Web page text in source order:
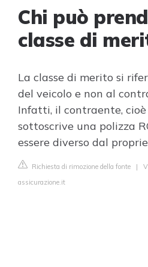
Chi può
classe di
La classe di merito si
del veicolo e non al
Infatti, il contraente, cioè
sottoscrive una polizza
essere diverso dal
Richiesta di rimozione della fonte |
assicurazione.it